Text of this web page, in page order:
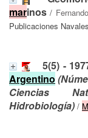
marinos /
Publicaciones
5(5) -
Argentino
Ciencias
Hidrobiología) /